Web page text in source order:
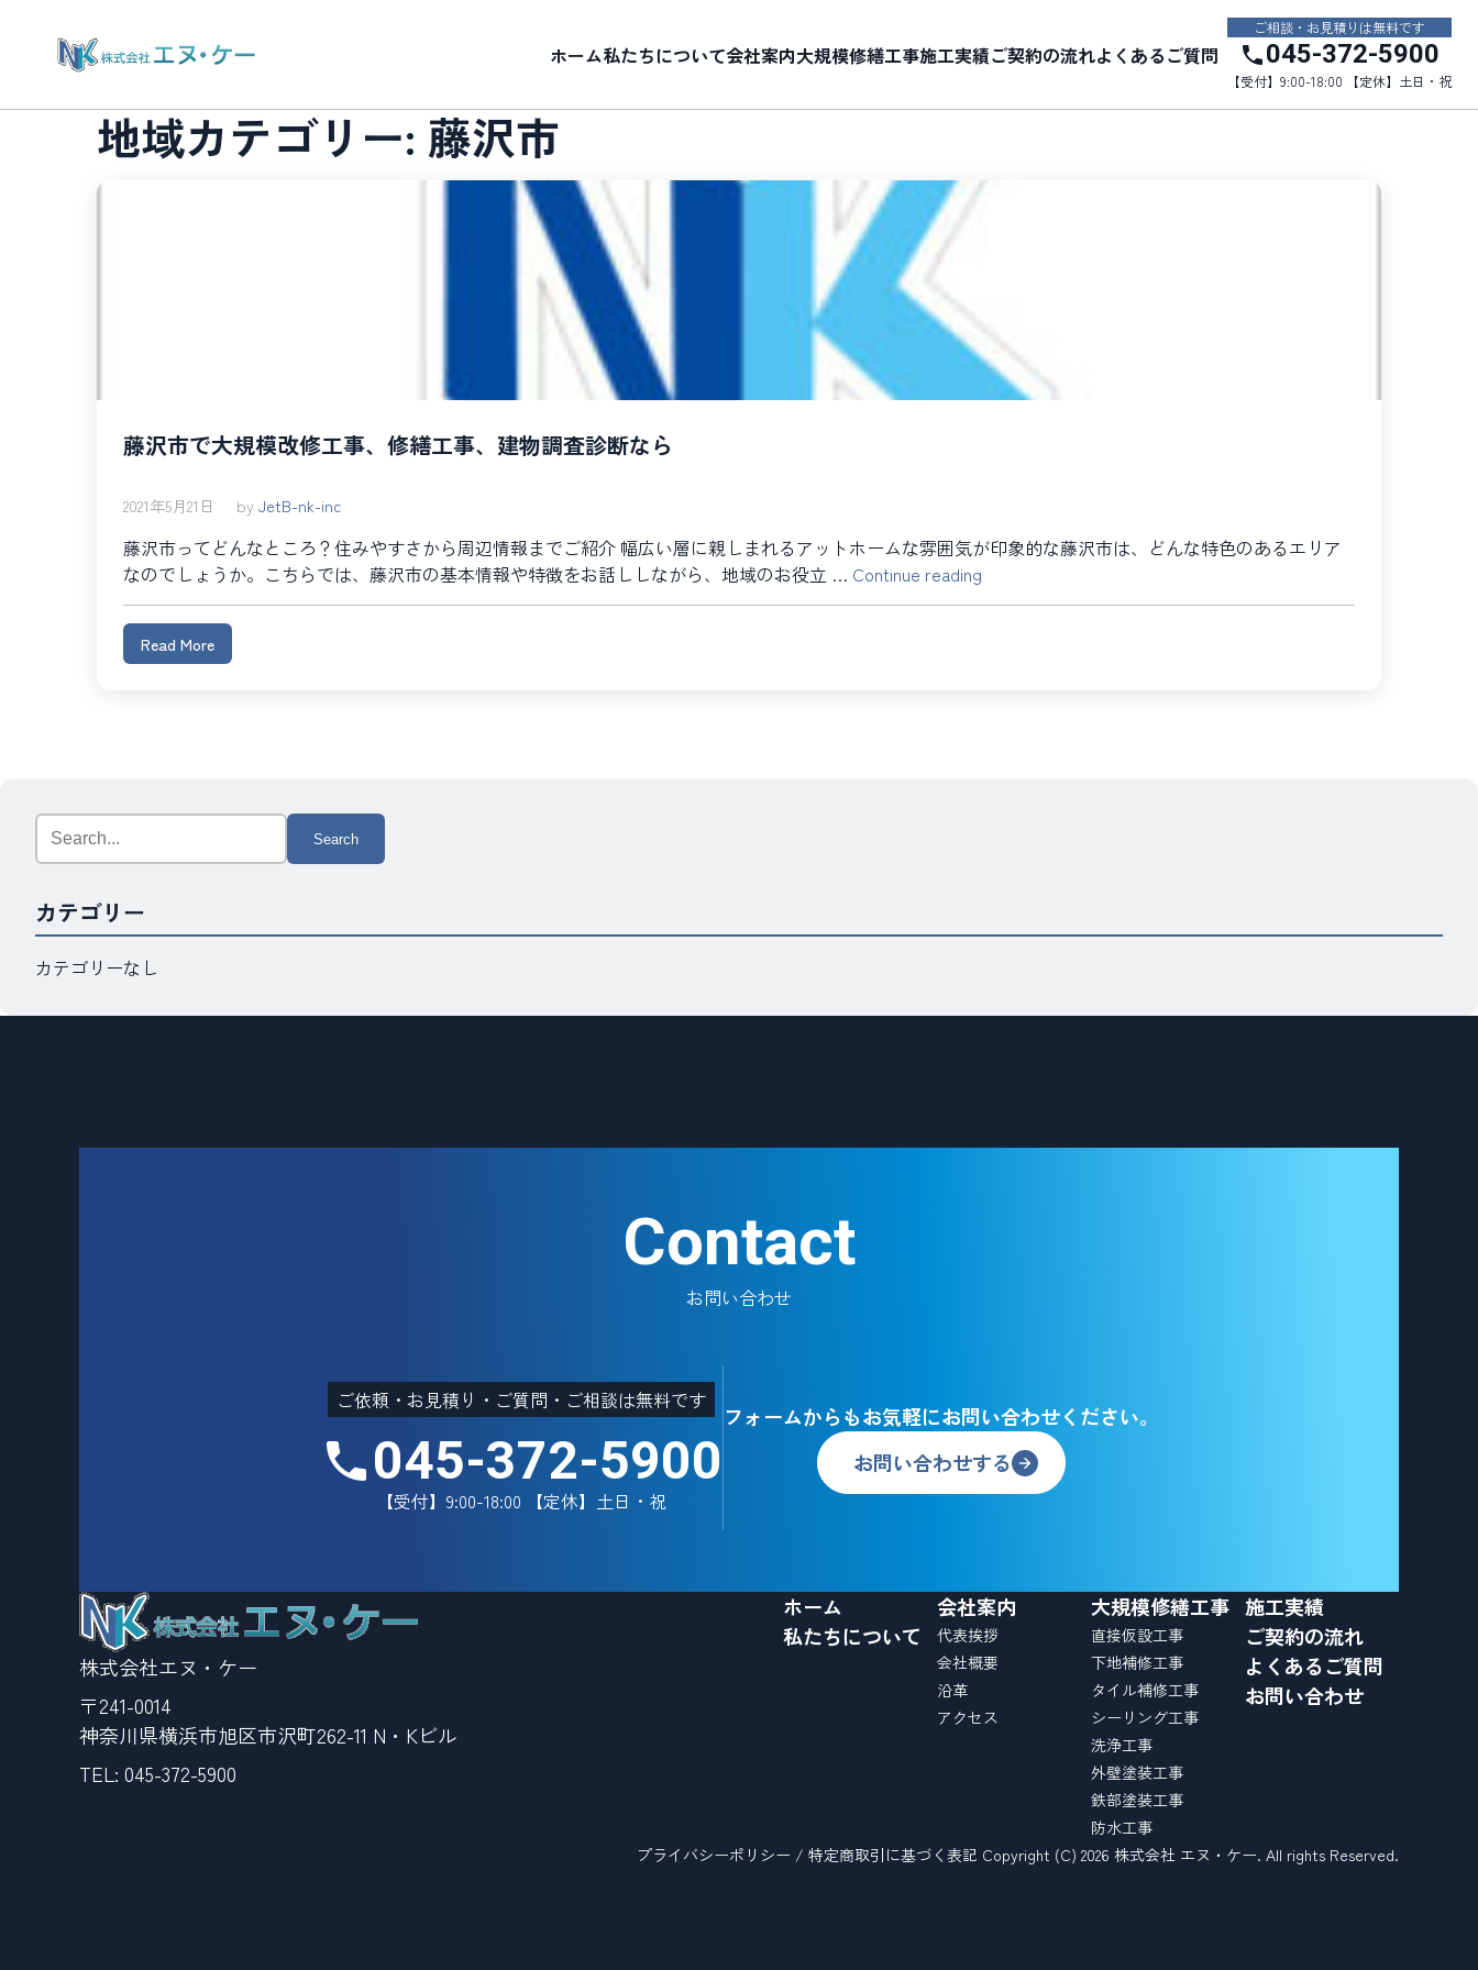
ホーム私たちについて会社案内大規模修繕工事施工実績ご契約の流れよくあるご質問
ご相談・お見積りは無料です
045-372-5900
【受付】9:00-18:00 【定休】土日・祝
地域カテゴリー: 藤沢市
藤沢市で大規模改修工事、修繕工事、建物調査診断なら
2021年5月21日 byJetB-nk-inc
藤沢市ってどんなところ？住みやすさから周辺情報までご紹介 幅広い層に親しまれるアットホームな雰囲気が印象的な藤沢市は、どんな特色のあるエリア
なのでしょうか。こちらでは、藤沢市の基本情報や特徴をお話ししながら、地域のお役立 … Continue reading
沢
事、
調
ら”
Read More
Search
for:
カテゴリー
カテゴリーなし
Contact
お問い合わせ
ご依頼・お見積り・ご質問・ご相談は無料です
045-372-5900
【受付】9:00-18:00 【定休】土日・祝
フォームからもお気軽にお問い合わせください。
お問い合わせする
株式会社エヌ・ケー
〒241-0014
神奈川県横浜市旭区市沢町262-11 N・Kビル
TEL: 045-372-5900
ホーム
私たちについて
会社案内
代表挨拶
会社概要
沿革
アクセス
大規模修繕工事
直接仮設工事
下地補修工事
タイル補修工事
シーリング工事
洗浄工事
外壁塗装工事
鉄部塗装工事
防水工事
施工実績
ご契約の流れ
よくあるご質問
お問い合わせ
プライバシーポリシー / 特定商取引に基づく表記 Copyright (C) 2026 株式会社 エヌ・ケー. All rights Reserved.